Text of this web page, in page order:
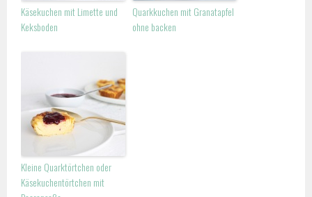
Käsekuchen mit Limette und
Keksboden
Quarkkuchen mit Granatapfel
ohne backen
Kleine Quarktörtchen oder
Käsekuchentörtchen mit